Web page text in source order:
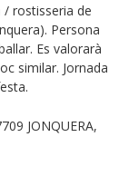
/ rostisseria de
Persona
Es valorarà
similar. Jornada
JONQUERA,